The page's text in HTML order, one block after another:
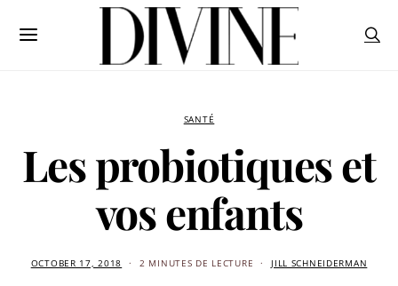
SANTÉ
Les probiotiques et
vos enfants
OCTOBER 17, 2018 2 MINUTES DE LECTURE JILL SCHNEIDERMAN